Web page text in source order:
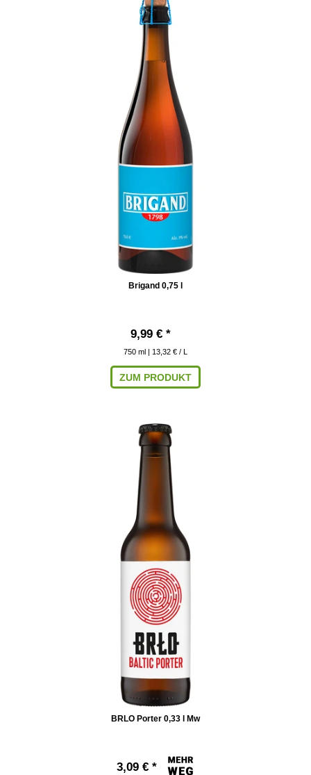
Brigand 0,75 l
9,99 € *
750 ml | 13,32 € / L
ZUM PRODUKT
BRLO Porter 0,33 l Mw
3,09 € *